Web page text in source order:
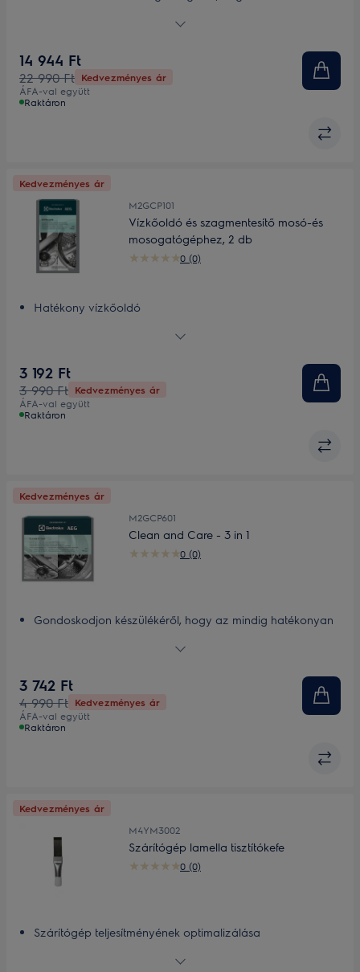
14 944 Ft
22 990 Ft Kedvezményes ár
ÁFA-val együtt
Raktáron
Kedvezményes ár
M2GCP101
0 (0)
Vízkőoldó és szagmentesítő mosó-és
mosogatógéphez, 2 db
Hatékony vízkőoldó
3 192 Ft
3 990 Ft Kedvezményes ár
ÁFA-val együtt
Raktáron
Kedvezményes ár
M2GCP601
0 (0)
Clean and Care - 3 in 1
Gondoskodjon készülékéről, hogy az mindig hatékonyan
Clean&Care 3in1 - zsíroldó, vízkőtelenítő és tisztító
3 742 Ft
4 990 Ft Kedvezményes ár
ÁFA-val együtt
Raktáron
Kedvezményes ár
M4YM3002
0 (0)
Szárítógép lamella tisztítókefe
Szárítógép teljesítményének optimalizálása